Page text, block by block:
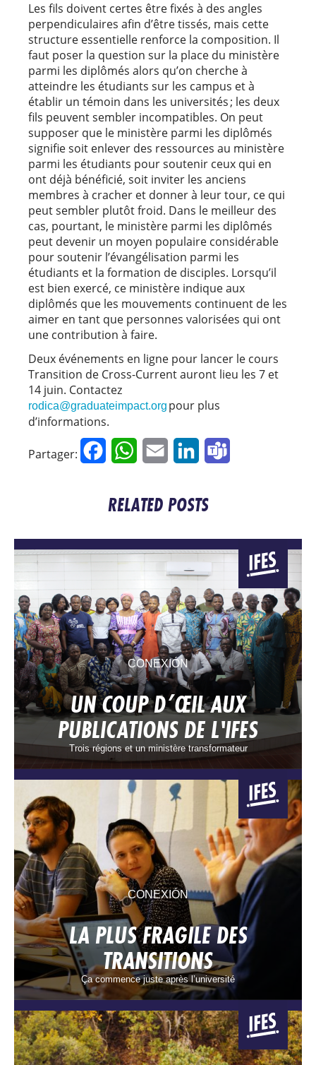
Les fils doivent certes être fixés à des angles
perpendiculaires afin d’être tissés, mais cette
structure essentielle renforce la composition. Il
faut poser la question sur la place du ministère
parmi les diplômés alors qu’on cherche à
atteindre les étudiants sur les campus et à
établir un témoin dans les universités ; les deux
fils peuvent sembler incompatibles. On peut
supposer que le ministère parmi les diplômés
signifie soit enlever des ressources au ministère
parmi les étudiants pour soutenir ceux qui en
ont déjà bénéficié, soit inviter les anciens
membres à cracher et donner à leur tour, ce qui
peut sembler plutôt froid. Dans le meilleur des
cas, pourtant, le ministère parmi les diplômés
peut devenir un moyen populaire considérable
pour soutenir l’évangélisation parmi les
étudiants et la formation de disciples. Lorsqu’il
est bien exercé, ce ministère indique aux
diplômés que les mouvements continuent de les
aimer en tant que personnes valorisées qui ont
une contribution à faire.
Deux événements en ligne pour lancer le cours
Transition de Cross-Current auront lieu les 7 et
14 juin. Contactez
rodica@graduateimpact.org pour plus
d’informations.
Partager: FacebookWhatsApp
Email LinkedIn
RELATED POSTS
CONEXIÓN
UN COUP D’ŒIL AUX
PUBLICATIONS DE L'IFES
Trois régions et un ministère transformateur
CONEXIÓN
LA PLUS FRAGILE DES
TRANSITIONS
Ça commence juste après l’université